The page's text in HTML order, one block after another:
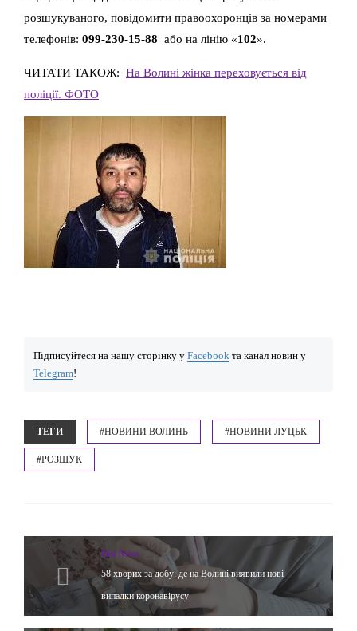
розшукуваного, повідомити правоохоронців за номерами
телефонів: 099-230-15-88 або на лінію «102».
ЧИТАТИ ТАКОЖ: На Волині жінка переховується від
поліції. ФОТО
Підписуйтеся на нашу сторінку у Facebook та канал новин у
Telegram!
ТЕГИ #НОВИНИ ВОЛИНЬ #НОВИНИ ЛУЦЬК
#РОЗШУК
Hot News
58 хворих за добу: де на Волині виявили нові
випадки коронавірусу